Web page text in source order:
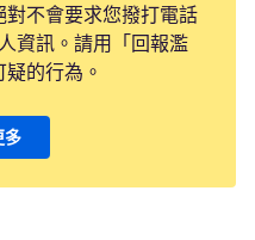
對不會要求您撥打電話
資訊。請用「回報濫
的行為。
多